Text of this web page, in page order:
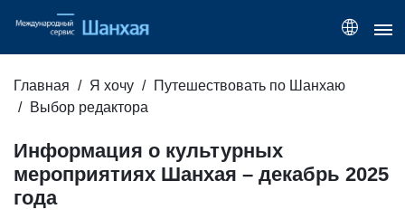
Главная Я хочу
Путешествовать по Шанхаю
Выбор редактора
Информация о культурных
мероприятиях Шанхая – декабрь 2025
года